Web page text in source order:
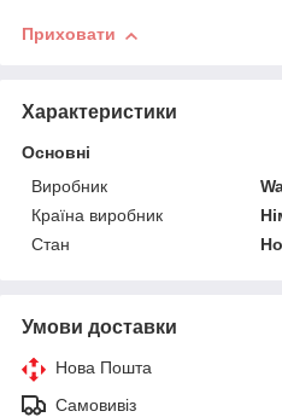
Приховати
Характеристики
Основні
Виробник
Країна виробник
Стан
Умови доставки
Нова Пошта
Самовивіз